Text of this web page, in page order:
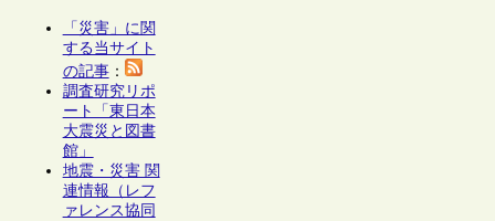
「災害」に関
する当サイト
の記事：
調査研究リポ
ート「東日本
大震災と図書
館」
地震・災害 関
連情報（レフ
ァレンス協同